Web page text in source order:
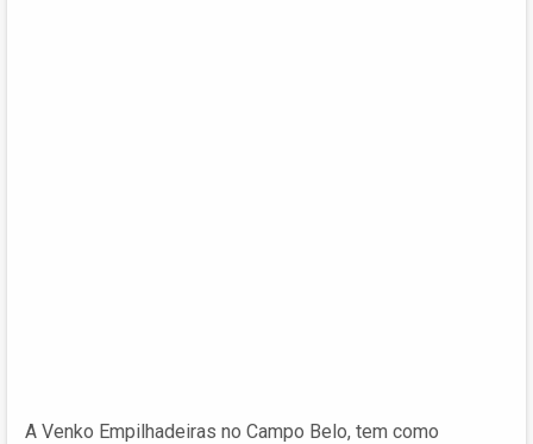
A Venko Empilhadeiras no Campo Belo, tem como